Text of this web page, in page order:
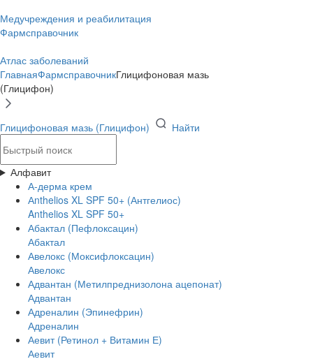
Медучреждения и реабилитация
Фармсправочник
Атлас заболеваний
ГлавнаяФармсправочникГлицифоновая мазь
(Глицифон)
Глицифоновая мазь (Глицифон) Найти
Алфавит
А-дерма крем
Аnthelios XL SPF 50+ (Антгелиос)
Anthelios XL SPF 50+
Абактал (Пефлоксацин)
Абактал
Авелокс (Моксифлоксацин)
Авелокс
Адвантан (Метилпреднизолона ацепонат)
Адвантан
Адреналин (Эпинефрин)
Адреналин
Аевит (Ретинол + Витамин Е)
Аевит